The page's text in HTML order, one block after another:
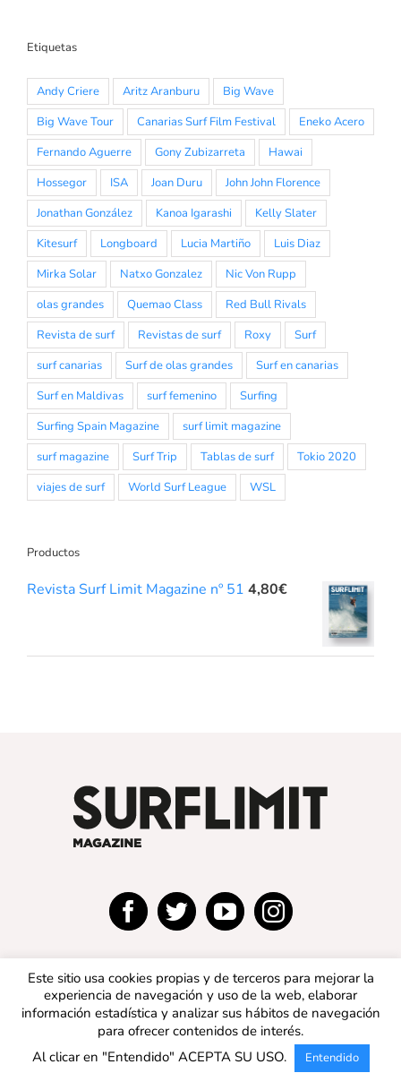
Etiquetas
Andy Criere Aritz Aranburu
Big Wave
Big Wave Tour
Canarias Surf Film Festival
Eneko Acero
Fernando Aguerre
Gony Zubizarreta
Hawai
Hossegor
ISA Joan Duru
John John Florence
Jonathan González
Kanoa Igarashi
Kelly Slater
Kitesurf
Longboard Lucia Martiño
Luis Diaz
Mirka Solar
Natxo Gonzalez
Nic Von Rupp
olas grandes
Quemao Class
Red Bull Rivals
Revista de surf
Revistas de surf Roxy
Surf
surf canarias
Surf de olas grandes
Surf en canarias
Surf en Maldivas
surf femenino
Surfing
Surfing Spain Magazine
surf limit magazine
surf magazine
Surf Trip Tablas de surf
Tokio 2020
viajes de surf
World Surf League WSL
Productos
Revista Surf Limit Magazine nº 51 4,80€
© 2019 SURFLIMIT MAGAZINE ESPAÑA | Todos los
derechos reservados |Aviso legal|Política de privacidad|
Este sitio usa cookies propias y de terceros para mejorar la
experiencia de navegación y uso de la web, elaborar
información estadística y analizar sus hábitos de navegación
para ofrecer contenidos de interés.
Al clicar en "Entendido" ACEPTA SU USO.
Entendido